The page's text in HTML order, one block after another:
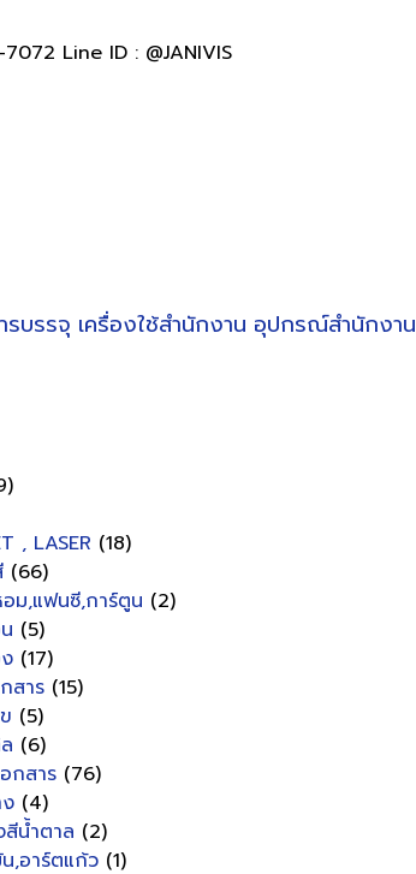
Line ID : @JANIVIS
บรรจุ เครื่องใช้สำนักงาน อุปกรณ์สำนักงาน
, LASER (18)
(66)
ม,แฟนซี,การ์ตูน (2)
(5)
(17)
สาร (15)
(5)
(6)
กสาร (76)
(4)
น้ำตาล (2)
,อาร์ตแก้ว (1)